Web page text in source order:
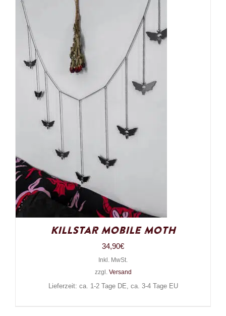
Killstar Mobile Moth
34,90€
Inkl. MwSt.
zzgl. Versand
Lieferzeit: ca. 1-2 Tage DE, ca. 3-4 Tage EU